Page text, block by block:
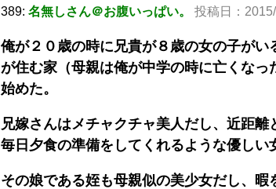
389: 名無しさん＠お腹いっぱい。 投稿日：
俺が２０歳の時に兄貴が８歳の女の子が
が住む家（母親は俺が中学の時に亡くな
始めた。
兄嫁さんはメチャクチャ美人だし、近距
毎日夕食の準備をしてくれるような優しい
その娘である姪も母親似の美少女だし、